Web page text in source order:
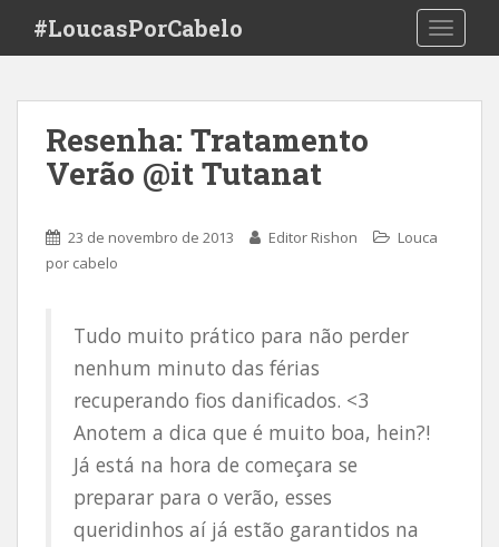
i
#LoucasPorCabelo
Resenha: Tratamento
Verão @it Tutanat
23 de novembro de 2013 Editor Rishon
Louca
por cabelo
Tudo muito prático para não perder
nenhum minuto das férias
recuperando fios danificados. <3
Anotem a dica que é muito boa, hein?!
Já está na hora de começara se
preparar para o verão, esses
queridinhos aí já estão garantidos na